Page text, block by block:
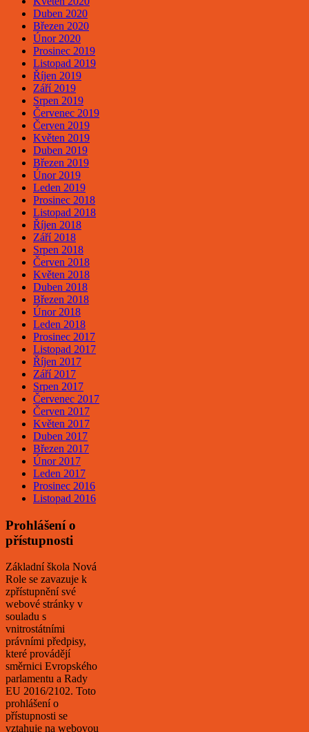
Duben 2020
Březen 2020
Únor 2020
Prosinec 2019
Listopad 2019
Říjen 2019
Září 2019
Srpen 2019
Červenec 2019
Červen 2019
Květen 2019
Duben 2019
Březen 2019
Únor 2019
Leden 2019
Prosinec 2018
Listopad 2018
Říjen 2018
Září 2018
Srpen 2018
Červen 2018
Květen 2018
Duben 2018
Březen 2018
Únor 2018
Leden 2018
Prosinec 2017
Listopad 2017
Říjen 2017
Září 2017
Srpen 2017
Červenec 2017
Červen 2017
Květen 2017
Duben 2017
Březen 2017
Únor 2017
Leden 2017
Prosinec 2016
Listopad 2016
Prohlášení o
přístupnosti
Základní škola Nová
Role se zavazuje k
zpřístupnění své
webové stránky v
souladu s
vnitrostátními
právními předpisy,
které provádějí
směrnici Evropského
parlamentu a Rady
EU 2016/2102. Toto
prohlášení o
přístupnosti se
vztahuje na webovou